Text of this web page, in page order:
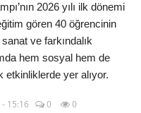
2026 yılı ilk dönemi
gören 40 öğrencinin
ve farkındalık
hem sosyal hem de
etkinliklerde yer alıyor.
15:16 0 0